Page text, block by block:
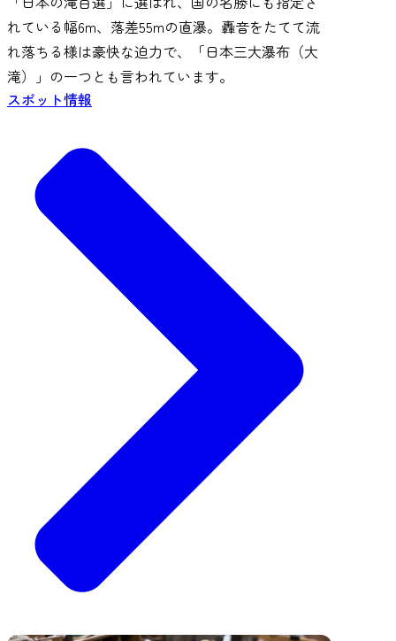
れている幅6m、落差55mの直瀑。轟音をたてて流
れ落ちる様は豪快な迫力で、「日本三大瀑布（大
滝）」の一つとも言われています。
スポット情報